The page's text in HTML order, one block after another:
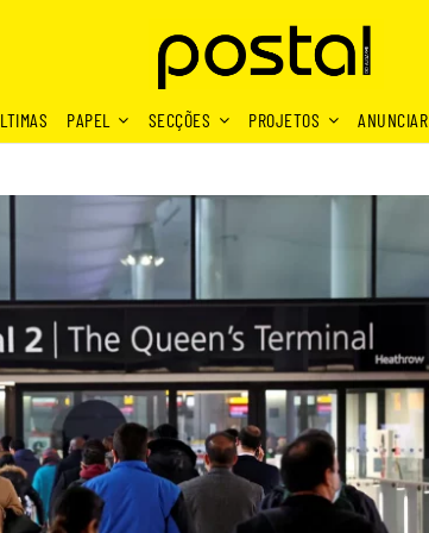
PAPEL SECÇÕES PROJETOS ANUNCIAR